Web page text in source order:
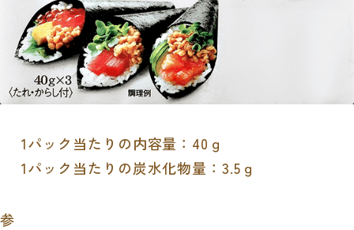
1パック当たりの内容量：40ｇ
1パック当たりの炭水化物量：3.5ｇ
参